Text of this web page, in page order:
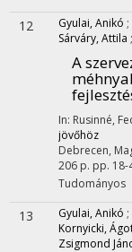
12 Gyulai, Anikó ;
Sárváry, Attila ;
A
In: Rusinné,
jövőhöz
Debrecen,
206 p. pp. 18-
Tudományos
13 Gyulai, Anikó ;
Kornyicki,
Zsigmond